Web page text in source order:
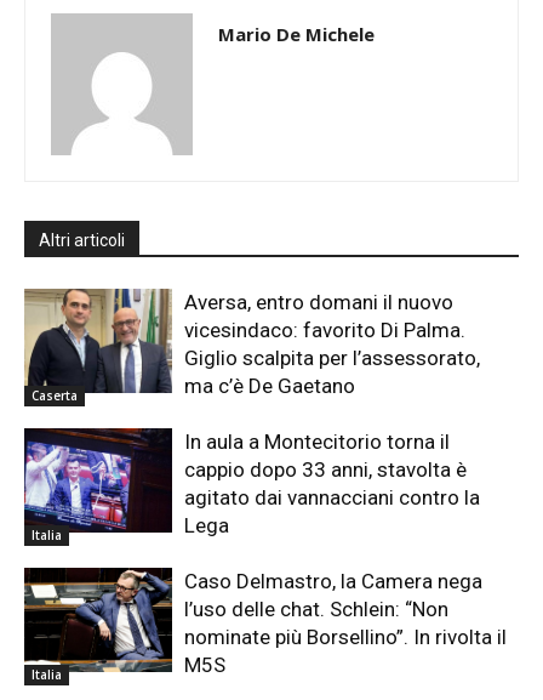
Mario De Michele
Altri articoli
Caserta
Aversa, entro domani il nuovo
vicesindaco: favorito Di Palma.
Giglio scalpita per l’assessorato,
ma c’è De Gaetano
Italia
In aula a Montecitorio torna il
cappio dopo 33 anni, stavolta è
agitato dai vannacciani contro la
Lega
Italia
Caso Delmastro, la Camera nega
l’uso delle chat. Schlein: “Non
nominate più Borsellino”. In rivolta il
M5S